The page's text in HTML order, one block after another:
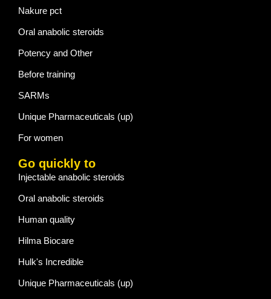
Nakure pct
Oral anabolic steroids
Potency and Other
Before training
SARMs
Unique Pharmaceuticals (up)
For women
Go quickly to
Injectable anabolic steroids
Oral anabolic steroids
Human quality
Hilma Biocare
Hulk's Incredible
Unique Pharmaceuticals (up)